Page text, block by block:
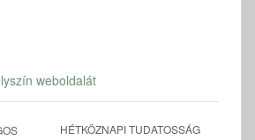
weboldalát
HÉTKÖZNAPI TUDATOSSÁG